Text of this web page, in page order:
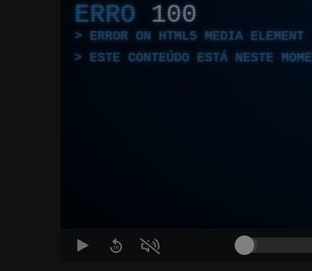
ERRO 100
ERROR ON HTML5 MEDIA ELEMENT
ESTE CONTEÚDO ESTÁ NESTE